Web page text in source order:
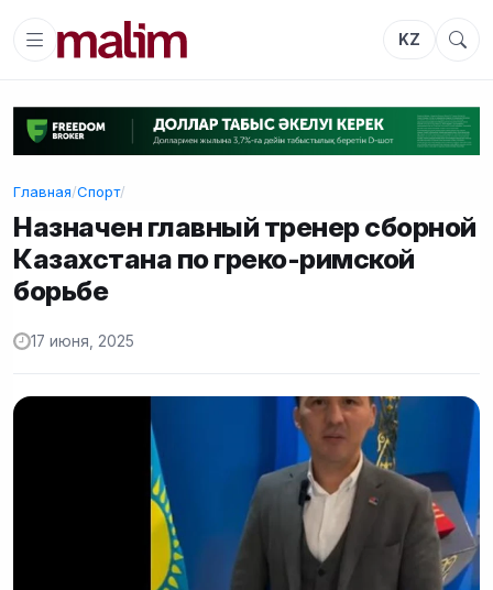
KZ
Главная/Спорт/
Назначен главный тренер сборной
Казахстана по греко-римской
борьбе
17 июня, 2025